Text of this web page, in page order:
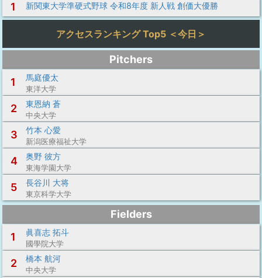
1 新関東大学準硬式野球 令和8年度 新人戦 創価大優勝
アクセスランキング Top5 ＜今日＞
Pitchers
1
馬庭優太
東洋大学
2 東恩納 蒼
中央大学
3 竹本 心愛
新潟医療福祉大学
4 奥野 彼方
東海学園大学
5 長谷川 大将
東京科学大学
Fielders
1
眞喜志 拓斗
國學院大学
2 橋本 航河
中央大学